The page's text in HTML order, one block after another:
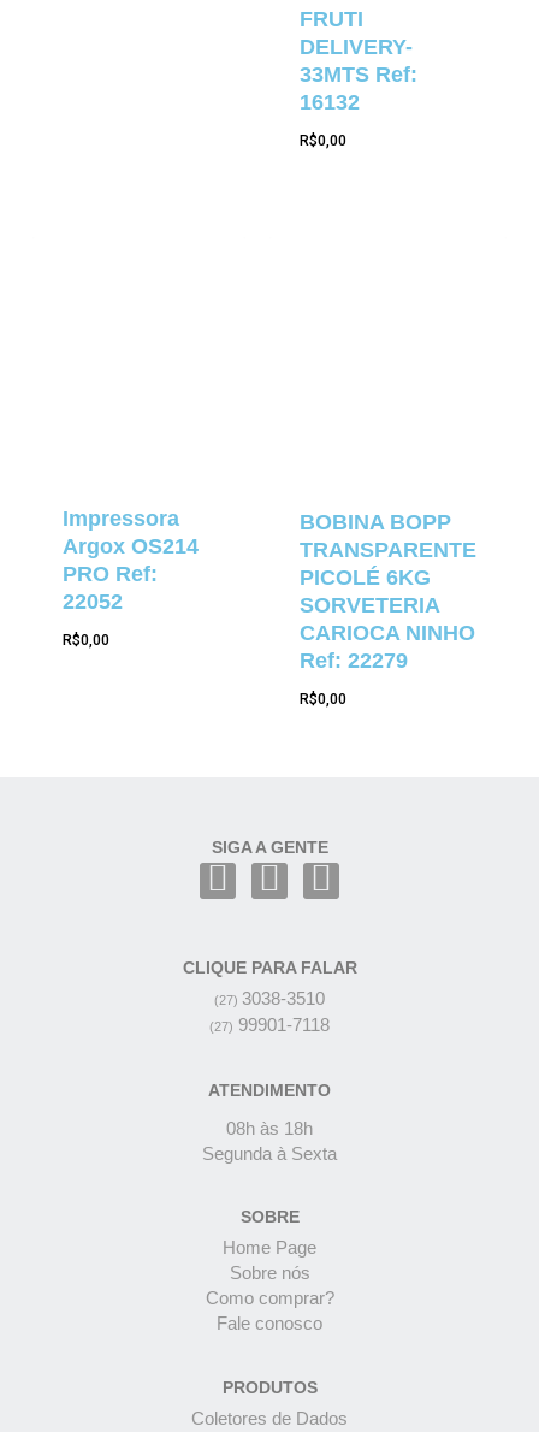
FRUTI
DELIVERY-
33MTS Ref:
16132
R$0,00
Impressora
Argox OS214
PRO Ref:
22052
R$0,00
BOBINA BOPP
TRANSPARENTE
PICOLÉ 6KG
SORVETERIA
CARIOCA NINHO
Ref: 22279
R$0,00
SIGA A GENTE
CLIQUE PARA FALAR
(27) 3038-3510
(27) 99901-7118
ATENDIMENTO
08h às 18h
Segunda à Sexta
SOBRE
Home Page
Sobre nós
Como comprar?
Fale conosco
PRODUTOS
Coletores de Dados